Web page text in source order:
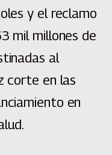
y el reclamo
mil millones de
al
corte en las
en